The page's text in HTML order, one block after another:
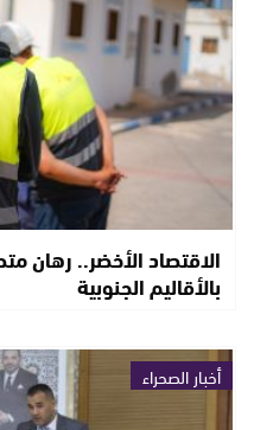
الاقتصاد الأخضر.. رهان
بالأقاليم الجنوبية
أخبار الصحراء